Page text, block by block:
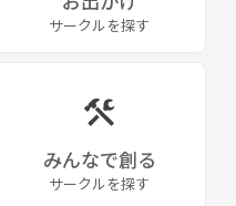
サークルを探す
みんなで創る
サークルを探す